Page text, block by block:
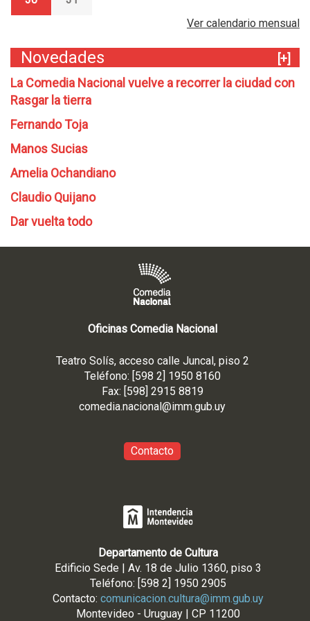
Ver calendario mensual
Novedades
[+]
La Comedia Nacional vuelve a recorrer la ciudad con
Rasgar la tierra
Fernando Toja
Manos Sucias
Amelia Ochandiano
Claudio Quijano
Dar vuelta todo
Oficinas Comedia Nacional
Teatro Solís, acceso calle Juncal, piso 2
Teléfono: [598 2] 1950 8160
Fax: [598] 2915 8819
comedia.nacional@imm.gub.uy
Contacto
Departamento de Cultura
Edificio Sede | Av. 18 de Julio 1360, piso 3
Teléfono: [598 2] 1950 2905
Contacto: comunicacion.cultura@imm.gub.uy
Montevideo - Uruguay | CP 11200